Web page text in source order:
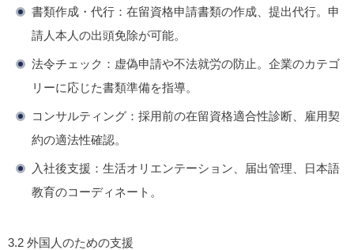
書類作成・代行 ：在留資格申請書類の作成、提出代行。申
請人本人の出頭免除が可能。
法令チェック ：虚偽申請や不法就労の防止。企業のカテゴ
リーに応じた書類準備を指導。
コンサルティング ：採用前の在留資格適合性診断、雇用契
約の適法性確認。
入社後支援 ：生活オリエンテーション、届出管理、日本語
教育のコーディネート。
3.2 外国人のための支援